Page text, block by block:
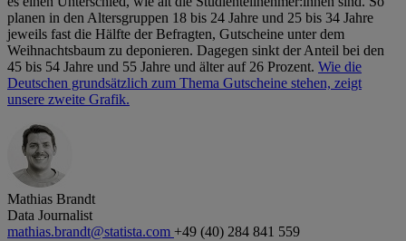
planen in den Altersgruppen 18 bis 24 Jahre und 25 bis 34 Jahre
jeweils fast die Hälfte der Befragten, Gutscheine unter dem
Weihnachtsbaum zu deponieren. Dagegen sinkt der Anteil bei den
45 bis 54 Jahre und 55 Jahre und älter auf 26 Prozent. Wie die
Deutschen grundsätzlich zum Thema Gutscheine stehen, zeigt
unsere zweite Grafik.
Mathias Brandt
Data Journalist
mathias.brandt@statista.com +49 (40) 284 841 559